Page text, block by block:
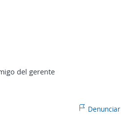
del gerente
Denunciar